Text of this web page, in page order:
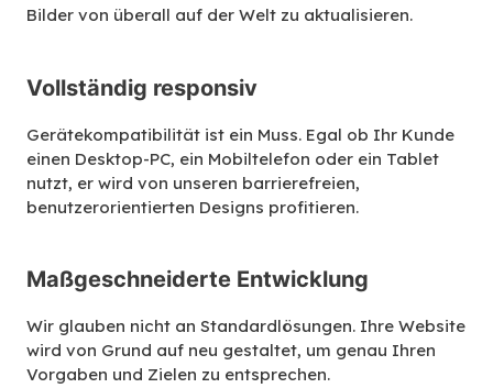
Bilder von überall auf der Welt zu aktualisieren.
Vollständig responsiv
Gerätekompatibilität ist ein Muss. Egal ob Ihr Kunde
einen Desktop-PC, ein Mobiltelefon oder ein Tablet
nutzt, er wird von unseren barrierefreien,
benutzerorientierten Designs profitieren.
Maßgeschneiderte Entwicklung
Wir glauben nicht an Standardlösungen. Ihre Website
wird von Grund auf neu gestaltet, um genau Ihren
Vorgaben und Zielen zu entsprechen.